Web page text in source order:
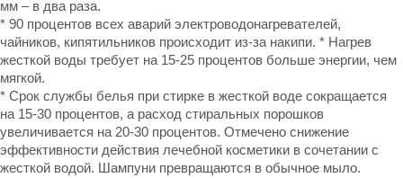
мм – в два раза.
* 90 процентов всех аварий электроводонагревателей,
чайников, кипятильников происходит из-за накипи. * Нагрев
жесткой воды требует на 15-25 процентов больше энергии, чем
мягкой.
* Срок службы белья при стирке в жесткой воде сокращается
на 15-30 процентов, а расход стиральных порошков
увеличивается на 20-30 процентов. Отмечено снижение
эффективности действия лечебной косметики в сочетании с
жесткой водой. Шампуни превращаются в обычное мыло.